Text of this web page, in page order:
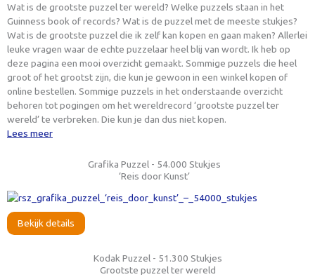
Wat is de grootste puzzel ter wereld? Welke puzzels staan in het
Guinness book of records? Wat is de puzzel met de meeste stukjes?
Wat is de grootste puzzel die ik zelf kan kopen en gaan maken? Allerlei
leuke vragen waar de echte puzzelaar heel blij van wordt. Ik heb op
deze pagina een mooi overzicht gemaakt. Sommige puzzels die heel
groot of het grootst zijn, die kun je gewoon in een winkel kopen of
online bestellen. Sommige puzzels in het onderstaande overzicht
behoren tot pogingen om het wereldrecord ‘grootste puzzel ter
wereld’ te verbreken. Die kun je dan dus niet kopen.
Lees meer
Grafika Puzzel - 54.000 Stukjes
‘Reis door Kunst’
Bekijk details
Kodak Puzzel - 51.300 Stukjes
Grootste puzzel ter wereld